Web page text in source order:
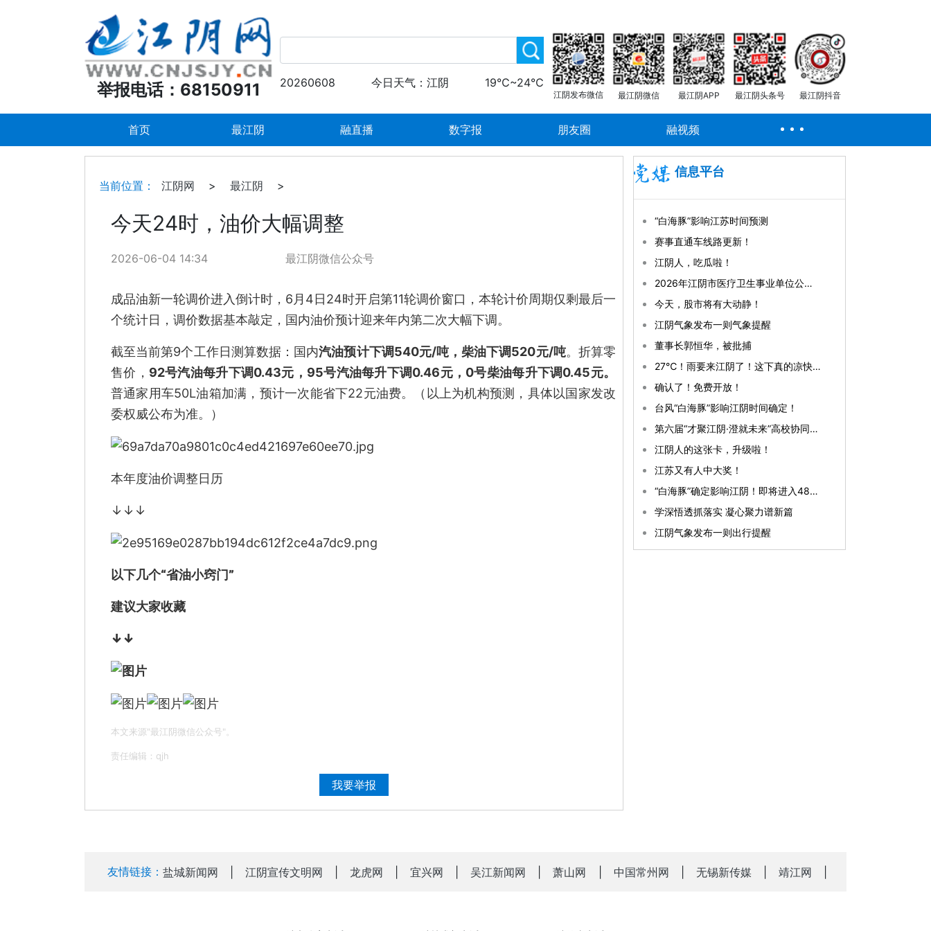
举报电话：68150911 20260608 今日天气：江阴 19℃~24℃
江阴发布微信 最江阴微信 最江阴APP 最江阴头条号 最江阴抖音
首页 最江阴 融直播 数字报 朋友圈 融视频
当前位置： 江阴网 > 最江阴 >
今天24时，油价大幅调整
2026-06-04 14:34 最江阴微信公众号
成品油新一轮调价进入倒计时，6月4日24时开启第11轮调价窗口，本轮计价周期仅剩最后一
个统计日，调价数据基本敲定，国内油价预计迎来年内第二次大幅下调。
截至当前第9个工作日测算数据：国内汽油预计下调540元/吨，柴油下调520元/吨。折算零
售价， 92号汽油每升下调0.43元，95号汽油每升下调0.46元，0号柴油每升下调0.45元。
普通家用车50L油箱加满，预计一次能省下22元油费。（以上为机构预测，具体以国家发改
委权威公布为准。）
本年度油价调整日历
↓↓↓
以下几个“省油小窍门”
建议大家收藏
↓↓
本文来源"最江阴微信公众号"。
责任编辑：qjh
我要举报
信息平台
“白海豚”影响江苏时间预测
赛事直通车线路更新！
江阴人，吃瓜啦！
2026年江阴市医疗卫生事业单位公开招聘事业编制工作人员拟聘用人员公示（第一批）
今天，股市将有大动静！
江阴气象发布一则气象提醒
董事长郭恒华，被批捕
27℃！雨要来江阴了！这下真的凉快了！
确认了！免费开放！
台风“白海豚”影响江阴时间确定！
第六届“才聚江阴·澄就未来”高校协同引才发展大会暨AI赋能人才发展交流会开幕
江阴人的这张卡，升级啦！
江苏又有人中大奖！
“白海豚”确定影响江阴！即将进入48小时警戒线！
学深悟透抓落实 凝心聚力谱新篇
江阴气象发布一则出行提醒
友情链接： 盐城新闻网 江阴宣传文明网 龙虎网 宜兴网 吴江新闻网 萧山网 中国常州网 无锡新传媒 靖江网